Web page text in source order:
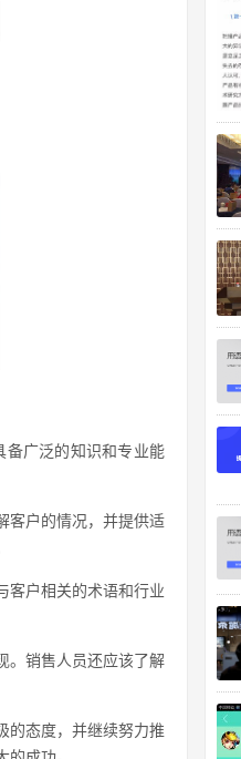
备广泛的知识和专业能
客户的情况，并提供适
客户相关的术语和行业
。销售人员还应该了解
的态度，并继续努力推